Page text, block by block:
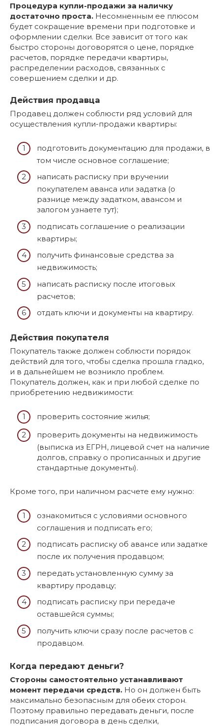
Процедура купли-продажи за наличку
достаточно проста. Несомненным ее плюсом
будет сокращение времени при подготовке и
оформлении сделки. Все зависит от того как
быстро стороны договорятся о цене, порядке
расчетов, порядке передачи квартиры,
распределении расходов, связанных с
совершением сделки и др.
Действия продавца
Продавец должен соблюсти ряд условий для
осуществления купли-продажи квартиры:
подготовить документацию для продажи, в
том числе основное соглашение;
написать расписку при вручении
покупателем аванса или задатка (о
разнице между задатком, авансом и
залогом узнаете тут);
подписать соглашение о реализации
квартиры;
получить финансовые средства за
недвижимость;
написать расписку после итоговых
расчетов;
отдать ключи и документы на квартиру.
Действия покупателя
Покупатель также должен соблюсти порядок
действий для того, чтобы сделка прошла гладко,
и в дальнейшем не возникло проблем.
Покупатель должен, как и при любой сделке по
приобретению недвижимости:
проверить состояние жилья;
проверить документы на недвижимость
(выписка из ЕГРН, лицевой счет на наличие
долгов, справку о прописанных и другие
стандартные документы).
Кроме того, при наличном расчете ему нужно:
ознакомиться с условиями основного
соглашения и подписать его;
подписать расписку об авансе или задатке
после их получения продавцом;
передать установленную сумму за
квартиру продавцу;
подписать расписку при передаче
оставшейся суммы;
получить ключи сразу после расчетов с
продавцом.
Когда передают деньги?
Стороны самостоятельно устанавливают
момент передачи средств. Но он должен быть
максимально безопасным для обеих сторон.
Поэтому правильно передавать деньги, после
подписания договора в день сделки,